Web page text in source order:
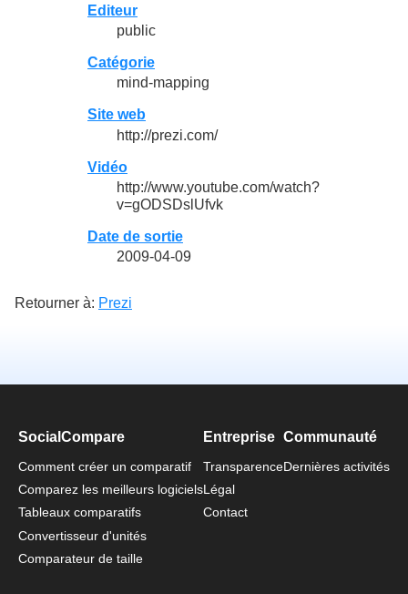
Editeur
public
Catégorie
mind-mapping
Site web
http://prezi.com/
Vidéo
http://www.youtube.com/watch?
v=gODSDslUfvk
Date de sortie
2009-04-09
Retourner à: Prezi
SocialCompare
Comment créer un comparatif
Comparez les meilleurs logiciels
Tableaux comparatifs
Convertisseur d'unités
Comparateur de taille
Entreprise
Transparence
Légal
Contact
Communauté
Dernières activités